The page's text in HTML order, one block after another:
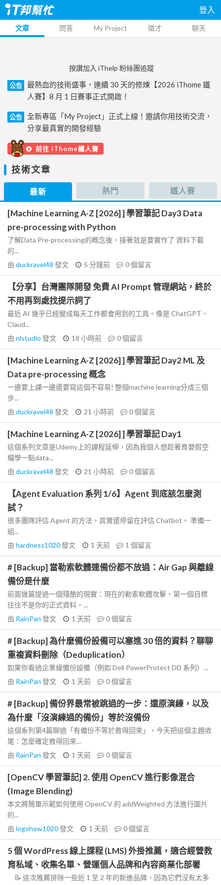
登入
文章 問答 My Project 徵才 聊天
按讚加入 iThelp 粉絲團追蹤
公告
最熱血的技術盛事，連續 30 天的修煉【2026 iThome 鐵
人賽】8 月 1 日賽事正式開啟！
公告
全新專區「My Project」正式上線！邀請你用技術交流，
分享最真實的開發經驗
前往 iThome鐵人賽
技術文章
最新 熱門 鐵人賽
[Machine Learning A-Z [2026] ] 學習筆記 Day3 Data
pre-processing with Python
了解Data Pre-processing的概念後，接著就是要實作了 資料下載
的...
由 duckravel48 發文 5 分鐘前 0個留言
【分享】台灣團隊開發 免費 AI Prompt 管理網站，終於
不用再到處找提示詞了
最近 AI 幾乎已經變成每天工作都會用到的工具。像是 ChatGPT、
Claud...
由 nlstudio 發文 18 小時前 0個留言
[Machine Learning A-Z [2026] ] 學習筆記 Day2 ML 及
Data pre-processing 概念
一邊要上課一邊還要寫這個不容易! 整個machine learning分成三個
步...
由 duckravel48 發文 21 小時前 0個留言
[Machine Learning A-Z [2026] ] 學習筆記 Day1
這個系列文章是Udemy上的課程延伸，因為我個人想趁著育嬰假空
檔學一點data...
由 duckravel48 發文 21 小時前 0個留言
【Agent Evaluation 系列 1/6】Agent 到底該怎麼測
試？
很多團隊評估 Agent 的方法，其實還停留在評估 Chatbot。 準備一
組...
由 hardness1020發文 1 天前 1 個留言
# [Backup] 當勒索軟體連備份都不放過：Air Gap 與離線
備份是什麼
前面幾篇提過一個殘酷的現實：現在的勒索軟體攻擊，第一個目標
往往不是你的正式資料，...
由 RainPan 發文 1 天前 0個留言
# [Backup] 為什麼備份設備可以塞進 30 倍的資料？聊聊
重複資料刪除（Deduplication）
如果你看過企業級備份設備（例如 Dell PowerProtect DD 系列）...
由 RainPan 發文 1 天前 0個留言
# [Backup] 備份界最常被跳過的一步：還原演練，以及
為什麼「沒演練過的備份」等於沒備份
這個系列第4篇聊過「有備份不等於救得回來」，今天把這個主題收
尾：怎麼確定救得回來...
由 RainPan 發文 1 天前 0個留言
[OpenCV 學習筆記] 2. 使用 OpenCV 進行影像混合
(Image Blending)
本文將簡單示範如何使用 OpenCV 的 addWeighted 方法進行圖片
的...
由 logohow1020發文 1 天前 0個留言
5 個 WordPress 線上課程 (LMS) 外掛推薦，適合經營教
育私域、收集名單、營運個人品牌和內容商業化部署
📝 這次推薦排除一些近 1 至 2 年的新進品牌，因為它們沒有太多